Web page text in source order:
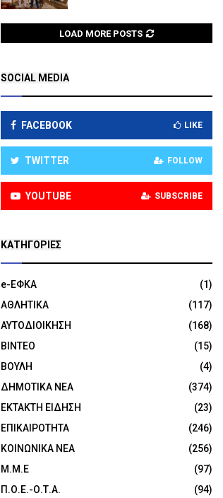
LOAD MORE POSTS
SOCIAL MEDIA
FACEBOOK LIKE
TWITTER FOLLOW
YOUTUBE SUBSCRIBE
KΑΤΗΓΟΡΊΕΣ
e-ΕΦΚΑ
(1)
ΑΘΛΗΤΙΚΑ
(117)
ΑΥΤΟΔΙΟΙΚΗΣΗ
(168)
ΒΙΝΤΕΟ
(15)
ΒΟΥΛΗ
(4)
ΔΗΜΟΤΙΚΑ ΝΕΑ
(374)
ΕΚΤΑΚΤΗ ΕΙΔΗΣΗ
(23)
ΕΠΙΚΑΙΡΟΤΗΤΑ
(246)
ΚΟΙΝΩΝΙΚΑ ΝΕΑ
(256)
Μ.Μ.Ε
(97)
Π.Ο.Ε.-Ο.Τ.Α.
(94)